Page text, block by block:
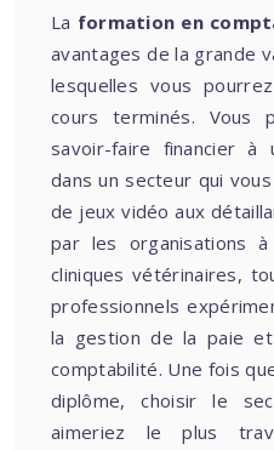
La formation en
avantages de la grande
lesquelles vous
cours terminés. Vous
savoir-faire financier à
dans un secteur qui
de jeux vidéo aux
par les organisations
cliniques vétérinaires,
professionnels
la gestion de la paie
comptabilité. Une fois
diplôme, choisir le
aimeriez le plus